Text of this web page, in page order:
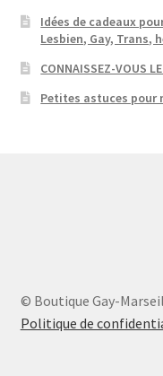
Idées de cadeaux
Lesbien, Gay, Trans,
CONNAISSEZ-VOUS
Petites astuces
© Boutique Gay-
Politique de